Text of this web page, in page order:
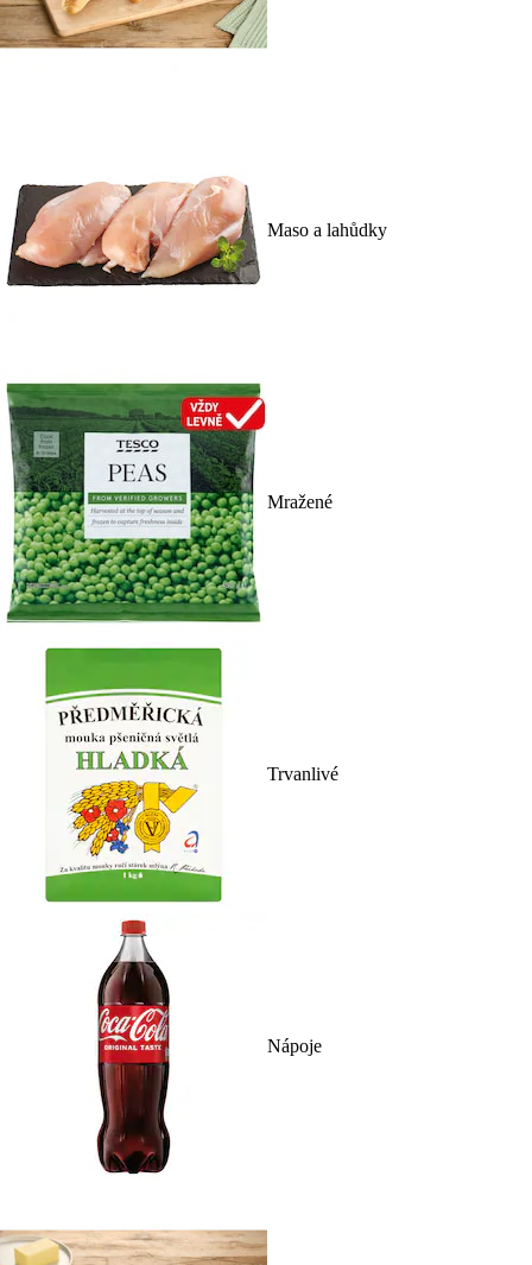
Maso a lahůdky
Mražené
Trvanlivé
Nápoje